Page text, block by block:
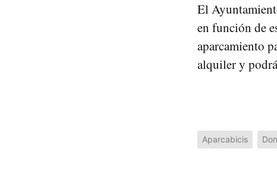
El
en función de
aparcamiento
alquiler y
Aparcabicis